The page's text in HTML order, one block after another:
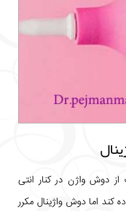
دوش واژن در کنار انتی
کند اما دوش واژینال مکرر